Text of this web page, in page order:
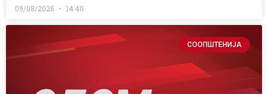
09/08/2026 14:40
СООПШТЕНИЈА